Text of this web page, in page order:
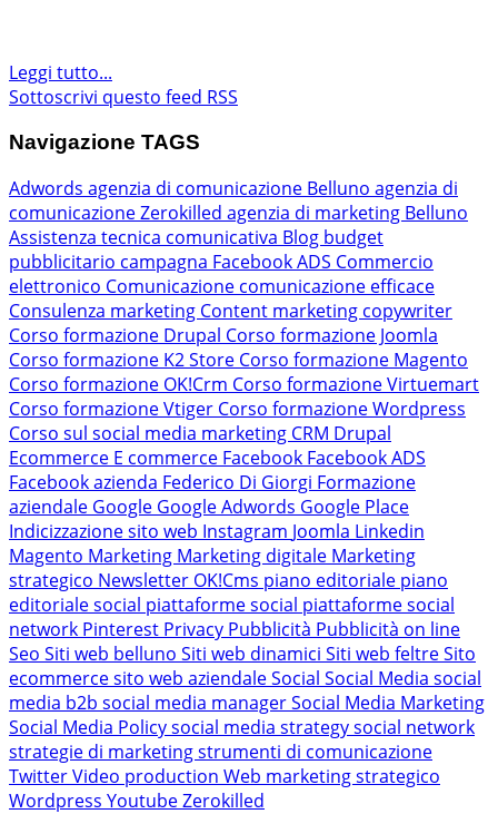
Leggi tutto...
Sottoscrivi questo feed RSS
Navigazione TAGS
Adwords agenzia di comunicazione Belluno agenzia di
comunicazione Zerokilled agenzia di marketing Belluno
Assistenza tecnica comunicativa Blog budget
pubblicitario campagna Facebook ADS Commercio
elettronico Comunicazione comunicazione efficace
Consulenza marketing Content marketing copywriter
Corso formazione Drupal Corso formazione Joomla
Corso formazione K2 Store Corso formazione Magento
Corso formazione OK!Crm Corso formazione Virtuemart
Corso formazione Vtiger Corso formazione Wordpress
Corso sul social media marketing CRM Drupal
Ecommerce E commerce Facebook Facebook ADS
Facebook azienda Federico Di Giorgi Formazione
aziendale Google Google Adwords Google Place
Indicizzazione sito web Instagram Joomla Linkedin
Magento Marketing Marketing digitale Marketing
strategico Newsletter OK!Cms piano editoriale piano
editoriale social piattaforme social piattaforme social
network Pinterest Privacy Pubblicità Pubblicità on line
Seo Siti web belluno Siti web dinamici Siti web feltreSito
ecommercesito web aziendaleSocial Social Media social
media b2b social media managerSocial Media Marketing
Social Media Policysocial media strategysocial network
strategie di marketingstrumenti di comunicazione
TwitterVideo production Web marketing strategico
Wordpress YoutubeZerokilled